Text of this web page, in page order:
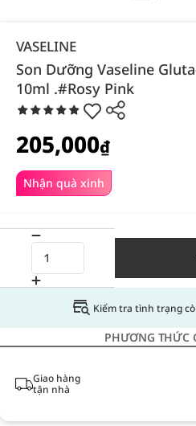
VASELINE
Son Dưỡng Vaseline
10ml .#Rosy Pink
Nhận quà xinh
205,000₫
Kiểm tra tình trạng
PHƯƠNG THỨC
Giao hàng
tận nhà